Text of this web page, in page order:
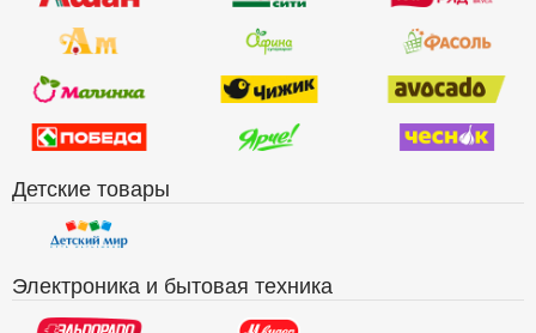
Детские товары
Электроника и бытовая техника